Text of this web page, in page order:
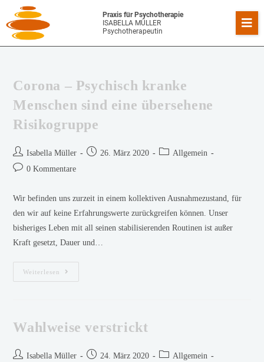
Praxis für Psychotherapie
ISABELLA MÜLLER
Psychotherapeutin
Corona – Psychisch kranke
Menschen sind eine übersehene
Risikogruppe
Isabella Müller 26. März 2020
Allgemein
0 Kommentare
Wir befinden uns zurzeit in einem kollektiven Ausnahmezustand, für
den wir auf keine Erfahrungswerte zurückgreifen können. Unser
bisheriges Leben mit all seinen stabilisierenden Routinen ist außer
Kraft gesetzt, Dauer und…
Weiterlesen
Wahlweise verstrickt
Isabella Müller 24. März 2020
Allgemein